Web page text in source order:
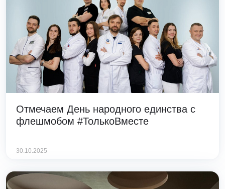
Отмечаем День народного единства с
флешмобом #ТолькоВместе
30.10.2025